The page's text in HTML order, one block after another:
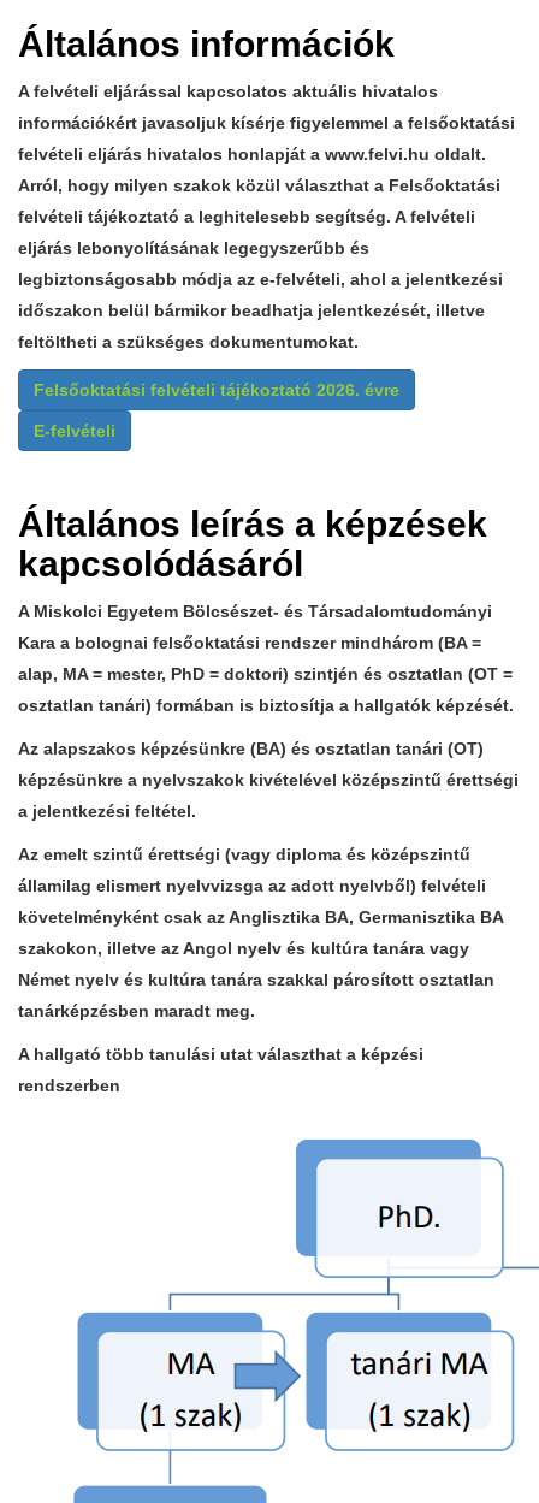
Általános információk
A felvételi eljárással kapcsolatos aktuális hivatalos
információkért javasoljuk kísérje figyelemmel a felsőoktatási
felvételi eljárás hivatalos honlapját a www.felvi.hu oldalt.
Arról, hogy milyen szakok közül választhat a Felsőoktatási
felvételi tájékoztató a leghitelesebb segítség. A felvételi
eljárás lebonyolításának legegyszerűbb és
legbiztonságosabb módja az e-felvételi, ahol a jelentkezési
időszakon belül bármikor beadhatja jelentkezését, illetve
feltöltheti a szükséges dokumentumokat.
Felsőoktatási felvételi tájékoztató 2026. évre
E-felvételi
Általános leírás a képzések
kapcsolódásáról
A Miskolci Egyetem Bölcsészet- és Társadalomtudományi
Kara a bolognai felsőoktatási rendszer mindhárom (BA =
alap, MA = mester, PhD = doktori) szintjén és osztatlan (OT =
osztatlan tanári) formában is biztosítja a hallgatók képzését.
Az alapszakos képzésünkre (BA) és osztatlan tanári (OT)
képzésünkre a nyelvszakok kivételével középszintű érettségi
a jelentkezési feltétel.
Az emelt szintű érettségi (vagy diploma és középszintű
államilag elismert nyelvvizsga az adott nyelvből) felvételi
követelményként csak az Anglisztika BA, Germanisztika BA
szakokon, illetve az Angol nyelv és kultúra tanára vagy
Német nyelv és kultúra tanára szakkal párosított osztatlan
tanárképzésben maradt meg.
A hallgató több tanulási utat választhat a képzési
rendszerben